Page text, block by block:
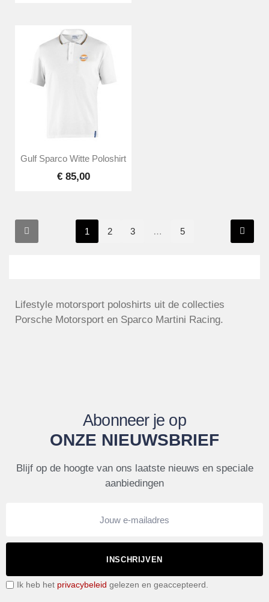
Gulf Sparco Witte Poloshirt
€ 85,00
1 2 3 … 5
Lifestyle motorsport poloshirts uit de collecties
Porsche Motorsport en Sparco Martini Racing.
Abonneer je op
ONZE NIEUWSBRIEF
Blijf op de hoogte van ons laatste nieuws en speciale
aanbiedingen
INSCHRIJVEN
Ik heb het privacybeleid gelezen en geaccepteerd.